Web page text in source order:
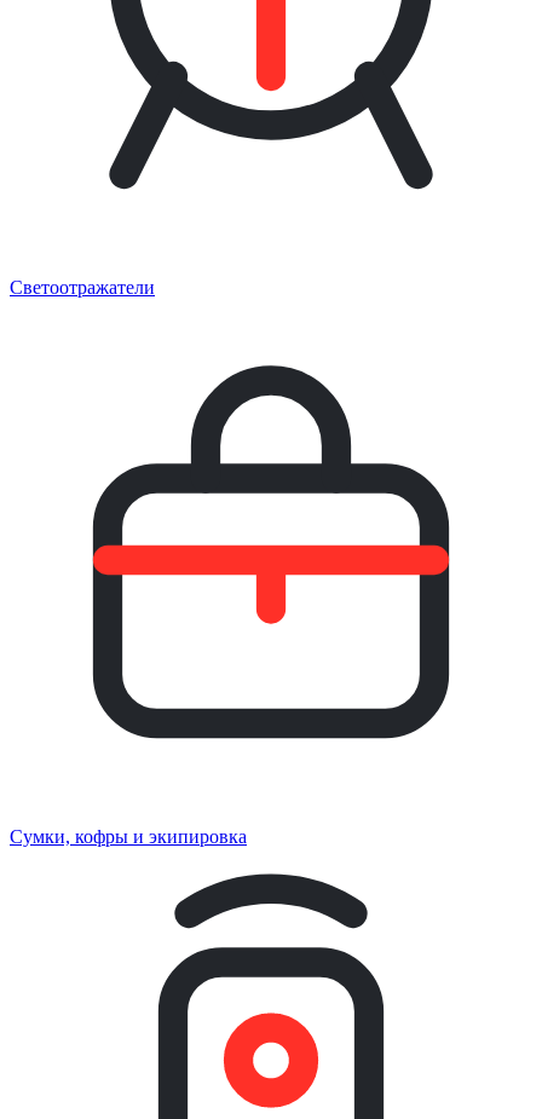
Светоотражатели
Сумки, кофры и экипировка